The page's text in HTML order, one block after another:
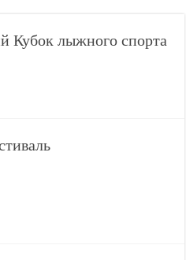
Кубок лыжного спорта